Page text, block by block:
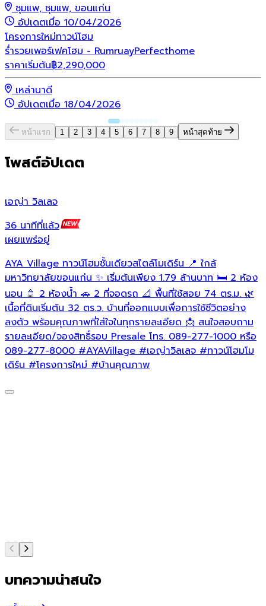
ชุมแพ, ชุมแพ, ขอนแก่น
อัปเดตเมื่อ 10/04/2026
โครงการใหม่ทาวน์โฮม
ร่ำรวยเพอร์เฟคโฮม - RumruayPerfecthome
ราคาเริ่มต้น฿2,290,000
เหล่านาดี
อัปเดตเมื่อ 18/04/2026
หน้าแรก 1 2 3 4 5 6 7 8 9 หน้าสุดท้าย
โพสต์อัปเดต
เอญ่า วิลเลจ
36 นาทีที่แล้ว
เผยแพร่อยู่
AYA Village ทาวน์โฮมชั้นเดียวสไตล์โมเดิร์น 📍 ใกล้
มหาวิทยาลัยขอนแก่น ✨ เริ่มต้นเพียง 1.79 ล้านบาท 🛏️ 2 ห้อง
นอน 🚿 2 ห้องน้ำ 🚗 2 ที่จอดรถ 📐 พื้นที่ใช้สอย 74 ตร.ม. 🌿
เนื้อที่ดินเริ่มต้น 32 ตร.ว. บ้านที่ออกแบบเพื่อการใช้ชีวิตอย่าง
ลงตัว พร้อมคุณภาพที่ใส่ใจในทุกรายละเอียด 📩 สนใจสอบถาม
รายละเอียด/จองสิทธิ์รอบ Presale โทร. 089-277-1000 หรือ
089-277-8000 #AYAVillage #เอญ่าวิลเลจ #ทาวน์โฮมโม
เดิร์น #โครงการใหม่ #บ้านคุณภาพ
บทความน่าสนใจ